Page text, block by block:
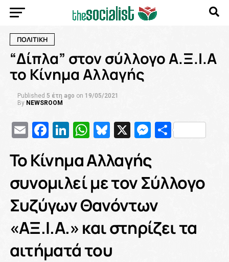
ΠΟΛΙΤΙΚΗ
“Δίπλα” στον σύλλογο Α.Ξ.Ι.Α
το Κίνημα Αλλαγής
Published 5 έτη ago on 19/05/2021
By NEWSROOM
EmailFacebook
LinkedIn
WhatsApp
Bluesky
X
Το Κίνημα Αλλαγής
συνομιλεί με τον Σύλλογο
Συζύγων Θανόντων
«ΑΞ.Ι.Α.» και στηρίζει τα
αιτήματά του